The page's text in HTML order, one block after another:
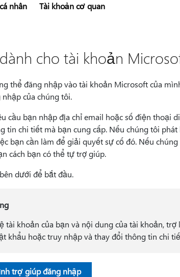
nhân Tài khoản cơ quan
cho tài khoản
thể đăng nhập vào tài khoản Microsoft của
của chúng tôi.
cầu bạn nhập địa chỉ email hoặc số điện thoại
tin chi tiết mà bạn cung cấp. Nếu chúng tôi
bạn cần làm để giải quyết sự cố đó. Nếu
cách bạn có thể tự trợ giúp.
dưới để bắt đầu.
tài khoản của bạn và nội dung của tài khoản,
khẩu hoặc truy nhập và thay đổi thông tin chi
trợ giúp đăng nhập